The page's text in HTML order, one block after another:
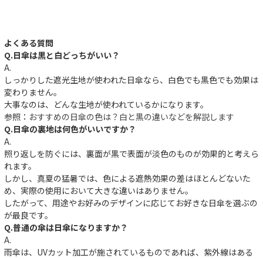
よくある質問
Q.日傘は黒と白どっちがいい？
A.
しっかりした遮光生地が使われた日傘なら、白色でも黒色でも効果は
変わりません。
大事なのは、どんな生地が使われているかになります。
参照： おすすめの日傘の色は？白と黒の違いなどを解説します
Q.日傘の裏地は何色がいいですか？
A.
照り返しを防ぐには、裏面が黒で表面が淡色のものが効果的と考えら
れます。
しかし、真夏の猛暑では、色による遮熱効果の差はほとんどないた
め、実際の使用において大きな違いはありません。
したがって、用途やお好みのデザインに応じてお好きな日傘を選ぶの
が最良です。
Q.普通の傘は日傘になりますか？
A.
雨傘は、UVカット加工が施されているものであれば、紫外線はある